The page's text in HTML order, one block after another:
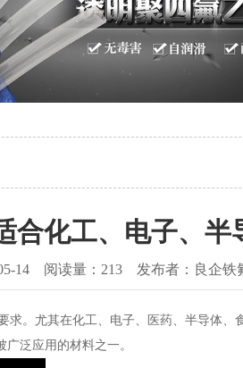
合化工、电子、半
14 阅读量：213 发布者：良企铁
。尤其在化工、电子、医药、半导体
泛应用的材料之一。